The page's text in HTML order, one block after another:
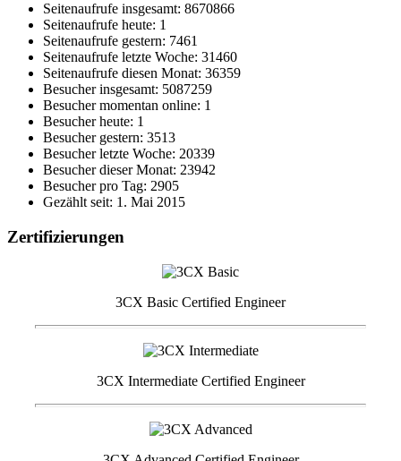
Seitenaufrufe insgesamt: 8670866
Seitenaufrufe heute: 1
Seitenaufrufe gestern: 7461
Seitenaufrufe letzte Woche: 31460
Seitenaufrufe diesen Monat: 36359
Besucher insgesamt: 5087259
Besucher momentan online: 1
Besucher heute: 1
Besucher gestern: 3513
Besucher letzte Woche: 20339
Besucher dieser Monat: 23942
Besucher pro Tag: 2905
Gezählt seit: 1. Mai 2015
Zertifizierungen
3CX Basic Certified Engineer
3CX Intermediate Certified Engineer